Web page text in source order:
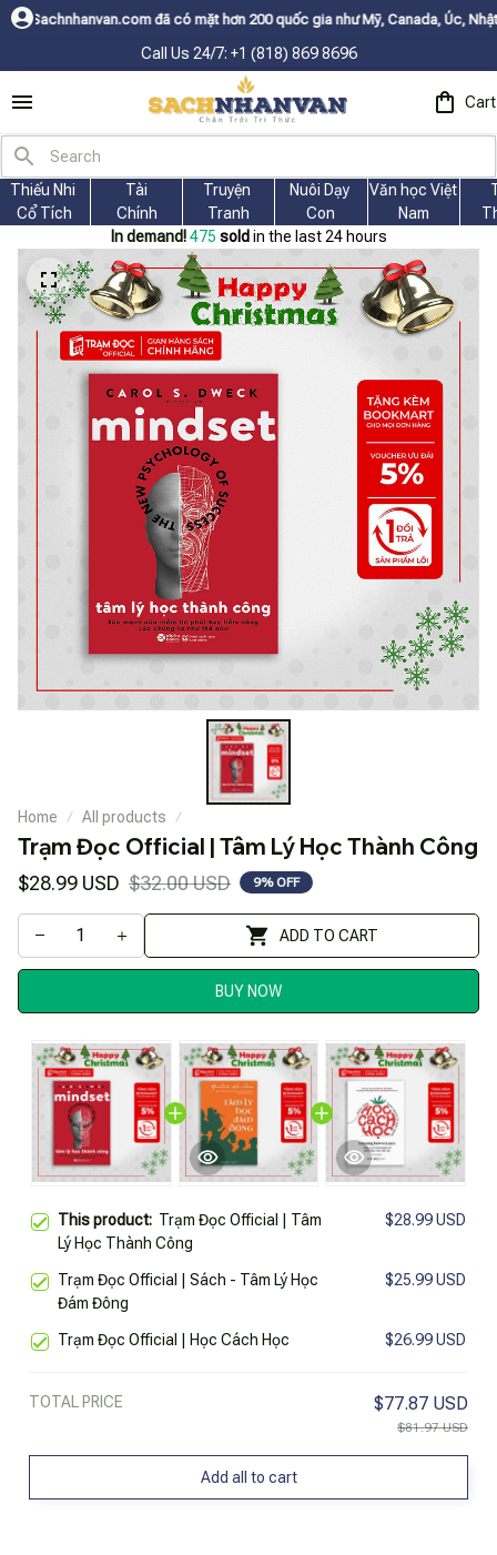
đã có mặt hơn 200 quốc gia như Mỹ, Canada, Úc, Nhật, Hàn, và các
Call Us 24/7: +1 (818) 869 8696
Cart
Thiếu Nhi
Cổ Tích
Tài
Chính
Truyện
Tranh
Nuôi Dạy
Con
Văn học Việt
Nam
In demand! 475 sold in the last 24 hours
Home All products
Trạm Đọc Official | Tâm Lý Học Thành Công
$28.99 USD $32.00 USD 9% OFF
ADD TO CART
BUY NOW
This product: Trạm Đọc Official | Tâm
Lý Học Thành Công
$28.99 USD
Trạm Đọc Official | Sách - Tâm Lý Học
Đám Đông
$25.99 USD
Trạm Đọc Official | Học Cách Học $26.99 USD
TOTAL PRICE $77.87 USD
$81.97 USD
Add all to cart